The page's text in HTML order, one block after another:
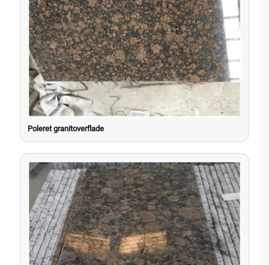
Poleret granitoverflade